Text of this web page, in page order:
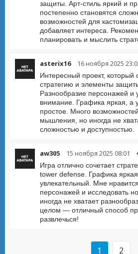
защиты. Арт-стиль яркий и
постепенно становятся
возможностей для
добавляет интереса.
планировать и мыслить
asterix16 16 ноября 2025
Интересный проект, который
стратегию и элементы
Разнообразие персонажей и
внимание. Графика яркая, а
простое. Много
мышления, но иногда не
сложностью и доступностью.
aw305 15 ноября 2025 08:01
Игра отлично сочетает
tower defense. Графика
увлекательный. Мне
персонажей и исследовать
иногда не хватает
целом — отличный способ
развлечься!
1 2